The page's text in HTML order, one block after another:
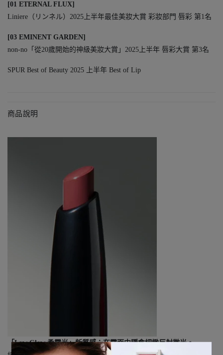
[01 ETERNAL FLUX]
Liniere（リンネル）2025上半年最佳美妝大賞 彩妝部門 唇彩 第1名
[03 EMINENT GARDEN]
non-no「從20歲開始的神級美妝大賞」2025上半年 唇彩大賞 第3名
SPUR Best of Beauty 2025 上半年 Best of Lip
商品說明
「Low Glow 柔霧光」新質感：在霧面中隱含細緻反射微光。